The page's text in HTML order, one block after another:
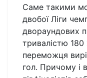
Саме такими
двобої Ліги
двораундових
тривалістю
переможця
гол. Причому і в